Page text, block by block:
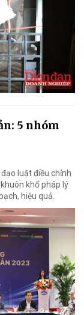
5 nhóm
luật điều chỉnh
khổ pháp lý
hiệu quả.